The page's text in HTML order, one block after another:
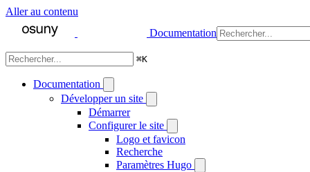
Aller au contenu
Documentation
⌘K
Documentation
Développer un site
Démarrer
Configurer le site
Logo et favicon
Recherche
Paramètres Hugo